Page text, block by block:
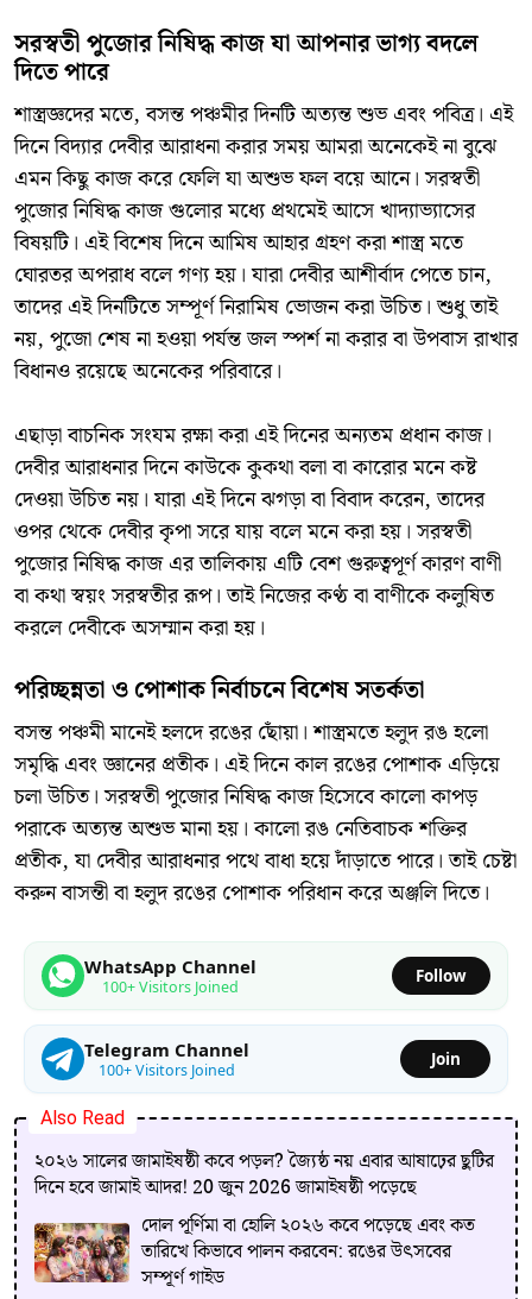
সরস্বতী পুজোর নিষিদ্ধ কাজ যা আপনার ভাগ্য বদলে
দিতে পারে
শাস্ত্রজ্ঞদের মতে, বসন্ত পঞ্চমীর দিনটি অত্যন্ত শুভ এবং পবিত্র। এই
দিনে বিদ্যার দেবীর আরাধনা করার সময় আমরা অনেকেই না বুঝে
এমন কিছু কাজ করে ফেলি যা অশুভ ফল বয়ে আনে। সরস্বতী
পুজোর নিষিদ্ধ কাজ গুলোর মধ্যে প্রথমেই আসে খাদ্যাভ্যাসের
বিষয়টি। এই বিশেষ দিনে আমিষ আহার গ্রহণ করা শাস্ত্র মতে
ঘোরতর অপরাধ বলে গণ্য হয়। যারা দেবীর আশীর্বাদ পেতে চান,
তাদের এই দিনটিতে সম্পূর্ণ নিরামিষ ভোজন করা উচিত। শুধু তাই
নয়, পুজো শেষ না হওয়া পর্যন্ত জল স্পর্শ না করার বা উপবাস রাখার
বিধানও রয়েছে অনেকের পরিবারে।
এছাড়া বাচনিক সংযম রক্ষা করা এই দিনের অন্যতম প্রধান কাজ।
দেবীর আরাধনার দিনে কাউকে কুকথা বলা বা কারোর মনে কষ্ট
দেওয়া উচিত নয়। যারা এই দিনে ঝগড়া বা বিবাদ করেন, তাদের
ওপর থেকে দেবীর কৃপা সরে যায় বলে মনে করা হয়। সরস্বতী
পুজোর নিষিদ্ধ কাজ এর তালিকায় এটি বেশ গুরুত্বপূর্ণ কারণ বাণী
বা কথা স্বয়ং সরস্বতীর রূপ। তাই নিজের কণ্ঠ বা বাণীকে কলুষিত
করলে দেবীকে অসম্মান করা হয়।
পরিচ্ছন্নতা ও পোশাক নির্বাচনে বিশেষ সতর্কতা
বসন্ত পঞ্চমী মানেই হলদে রঙের ছোঁয়া। শাস্ত্রমতে হলুদ রঙ হলো
সমৃদ্ধি এবং জ্ঞানের প্রতীক। এই দিনে কাল রঙের পোশাক এড়িয়ে
চলা উচিত। সরস্বতী পুজোর নিষিদ্ধ কাজ হিসেবে কালো কাপড়
পরাকে অত্যন্ত অশুভ মানা হয়। কালো রঙ নেতিবাচক শক্তির
প্রতীক, যা দেবীর আরাধনার পথে বাধা হয়ে দাঁড়াতে পারে। তাই চেষ্টা
করুন বাসন্তী বা হলুদ রঙের পোশাক পরিধান করে অঞ্জলি দিতে।
WhatsApp Channel
100+ Visitors Joined
Follow
Telegram Channel
100+ Visitors Joined
Join
Also Read
২০২৬ সালের জামাইষষ্ঠী কবে পড়ল? জ্যৈষ্ঠ নয় এবার আষাঢ়ের ছুটির
দিনে হবে জামাই আদর! 20 জুন 2026 জামাইষষ্ঠী পড়েছে
দোল পূর্ণিমা বা হোলি ২০২৬ কবে পড়েছে এবং কত
তারিখে কিভাবে পালন করবেন: রঙের উৎসবের
সম্পূর্ণ গাইড